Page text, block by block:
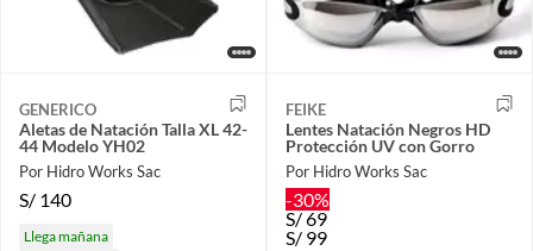
GENERICO
Aletas de Natación Talla XL 42-
44 Modelo YH02
Por Hidro Works Sac
S/ 140
Llega mañana
FEIKE
Lentes Natación Negros HD
Protección UV con Gorro
Por Hidro Works Sac
-30%
S/69
S/ 99